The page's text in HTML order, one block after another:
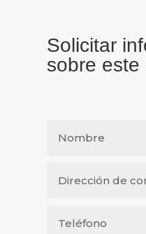
Solicitar
sobre este